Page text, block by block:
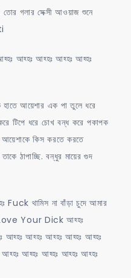
তোর গলার সেক্সী আওয়াজ শুনে
আহ্হঃ আহ্হঃ আহ্হঃ আহ্হঃ
আয়েশার এক পা তুলে ধরে
টিপে ধরে চোখ বন্ধ করে পকাপক
কিস করতে করতে
ঠাপাচ্ছি. বন্ধুর মায়ের গুদ
থামিস না বাঁড়া চুদে আমার
Love Your Dick আহ্হঃ
আহ্হঃ আহ্হঃ আহ্হঃ আহ্হঃ
আহ্হঃ আহ্হঃ আহ্হঃ আহ্হঃ